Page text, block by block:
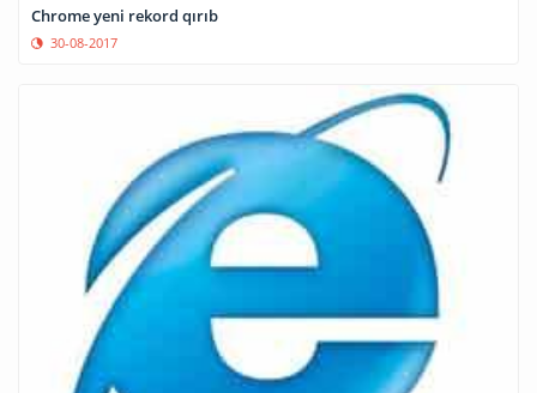
Chrome yeni rekord qırıb
30-08-2017